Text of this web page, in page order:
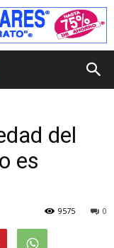
del
es
0
9575